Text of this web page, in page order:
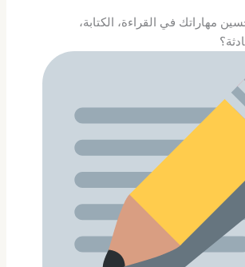
مهاراتك في القراءة، الكتابة،